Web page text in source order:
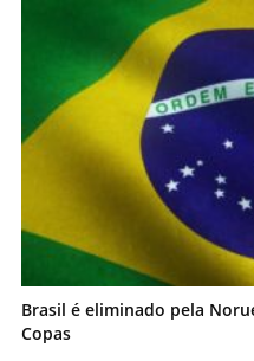
Brasil é eliminado pela
Copas